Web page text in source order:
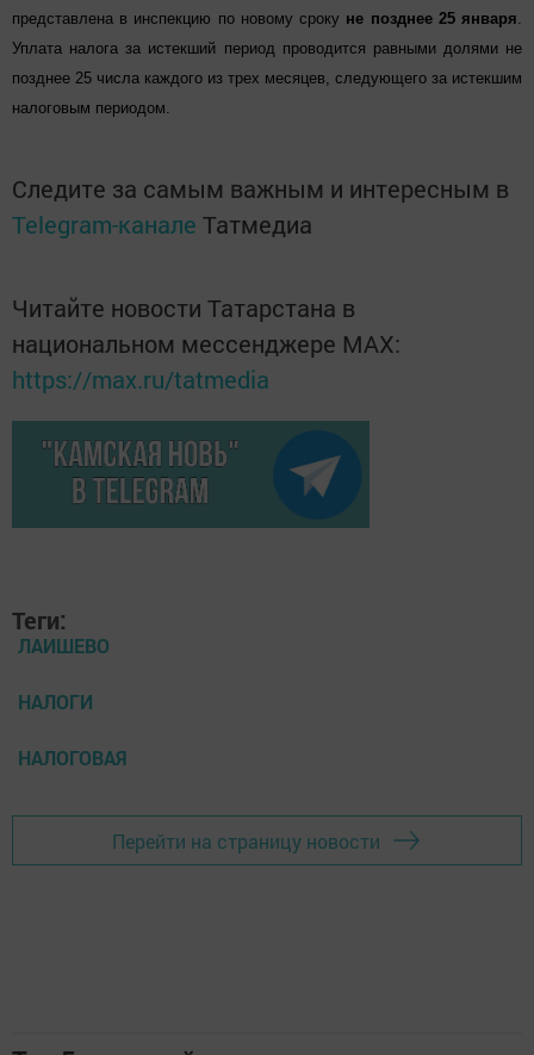
представлена в инспекцию по новому сроку не позднее 25 января.
Уплата налога за истекший период проводится равными долями не
позднее 25 числа каждого из трех месяцев, следующего за истекшим
налоговым периодом.
Следите за самым важным и интересным в
Telegram-канале Татмедиа
Читайте новости Татарстана в
национальном мессенджере MАХ:
https://max.ru/tatmedia
Теги:
ЛАИШЕВО
НАЛОГИ
НАЛОГОВАЯ
Перейти на страницу новости